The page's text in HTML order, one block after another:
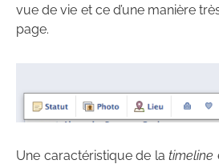
vue de vie et ce d’une manière
page.
Une caractéristique de la timeline